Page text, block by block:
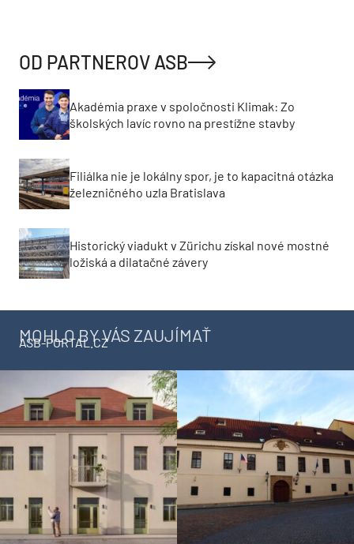
OD PARTNEROV ASB
Akadémia praxe v spoločnosti Klimak: Zo
školských lavíc rovno na prestížne stavby
Filiálka nie je lokálny spor, je to kapacitná otázka
železničného uzla Bratislava
Historický viadukt v Zürichu získal nové mostné
ložiská a dilatačné závery
MOHLO BY VÁS ZAUJÍMAŤ
ASB-PORTAL.CZ